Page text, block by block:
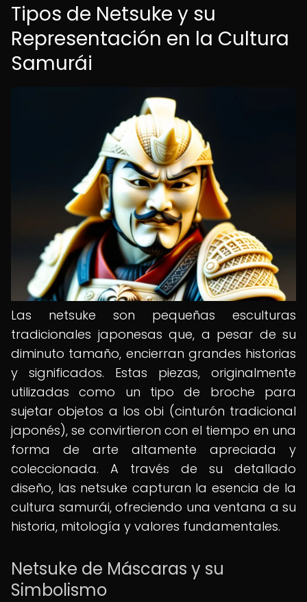
Tipos de Netsuke y su
Representación en la Cultura
Samurái
Las netsuke son pequeñas esculturas
tradicionales japonesas que, a pesar de su
diminuto tamaño, encierran grandes historias
y significados. Estas piezas, originalmente
utilizadas como un tipo de broche para
sujetar objetos a los obi (cinturón tradicional
japonés), se convirtieron con el tiempo en una
forma de arte altamente apreciada y
coleccionada. A través de su detallado
diseño, las netsuke capturan la esencia de la
cultura samurái, ofreciendo una ventana a su
historia, mitología y valores fundamentales.
Netsuke de Máscaras y su
Simbolismo